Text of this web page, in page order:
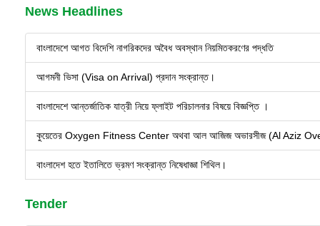
News Headlines
বাংলাদেশে আগত বিদেশি নাগরিকদের অবৈধ অবস্থান নিয়মিতকরণের পদ্ধতি
আগমনী ভিসা (Visa on Arrival) প্রদান সংক্রান্ত।
বাংলাদেশে আন্তর্জাতিক যাত্রী নিয়ে ফ্লাইট পরিচালনার বিষয়ে বিজ্ঞপ্তি ।
কুয়েতের Oxygen Fitness Center অথবা আল আজিজ অভারসীজ (Al Aziz
বাংলাদেশ হতে ইতালিতে ভ্রমণ সংক্রান্ত নিষেধাজ্ঞা শিথিল।
Tender